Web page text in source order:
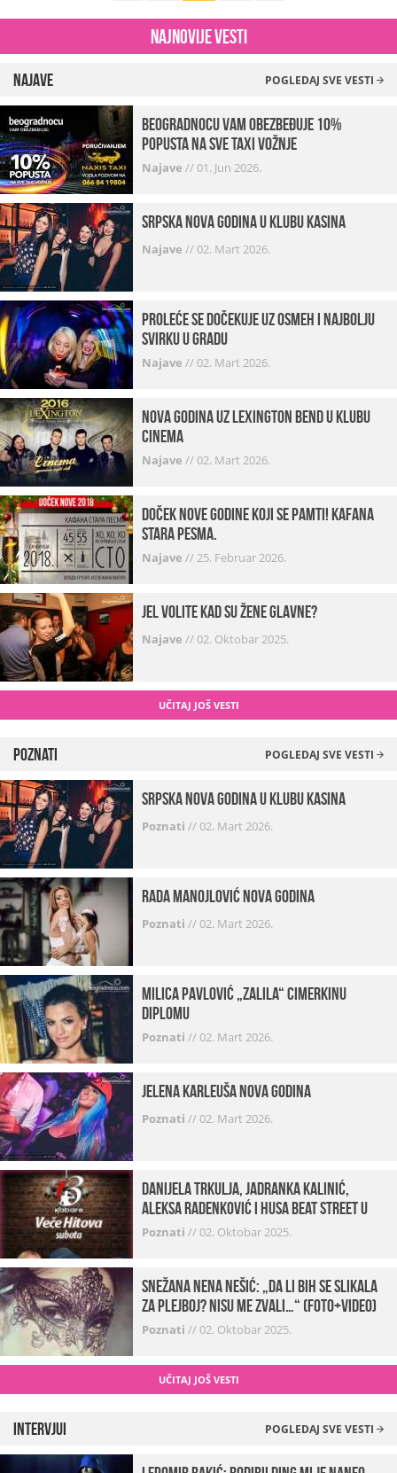
Najnovije vesti
Najave POGLEDAJ SVE VESTI
beogradnocu vam obezbeđuje 10%
popusta na sve taxi vožnje
Najave //01. Jun 2026.
Srpska Nova godina u klubu Kasina
Najave //02. Mart 2026.
Proleće se dočekuje uz osmeh i najbolju
svirku u gradu
Najave //02. Mart 2026.
Nova godina uz Lexington bend u klubu
Cinema
Najave //02. Mart 2026.
Doček Nove godine koji se pamti! Kafana
Stara pesma.
Najave //25. Februar 2026.
Jel volite kad su žene glavne?
Najave //02. Oktobar 2025.
UČITAJ JOŠ VESTI
Poznati POGLEDAJ SVE VESTI
Srpska Nova godina u klubu Kasina
Poznati //02. Mart 2026.
Rada Manojlović Nova godina
Poznati //02. Mart 2026.
Milica Pavlović „zalila“ cimerkinu
diplomu
Poznati //02. Mart 2026.
Jelena Karleuša Nova godina
Poznati //02. Mart 2026.
Danijela Trkulja, Jadranka Kalinić,
Aleksa Radenković i Husa Beat Street u
Kabareu 13
Poznati //02. Oktobar 2025.
Snežana Nena Nešić: „Da li bih se slikala
za Plejboj? Nisu me zvali…“ (FOTO+VIDEO)
Poznati //02. Oktobar 2025.
UČITAJ JOŠ VESTI
Intervjui POGLEDAJ SVE VESTI